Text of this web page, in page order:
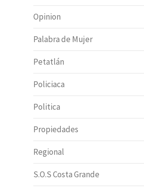
Opinion
Palabra de Mujer
Petatlán
Policiaca
Politica
Propiedades
Regional
S.O.S Costa Grande